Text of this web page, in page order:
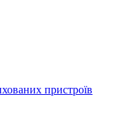
пристроїв